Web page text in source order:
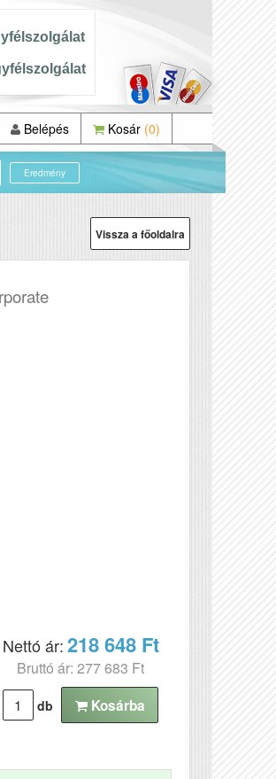
Belépés Kosár (0)
Eredmény
Vissza a főoldalra
Nettó ár:218 648 Ft
Bruttó ár: 277 683 Ft
db Kosárba